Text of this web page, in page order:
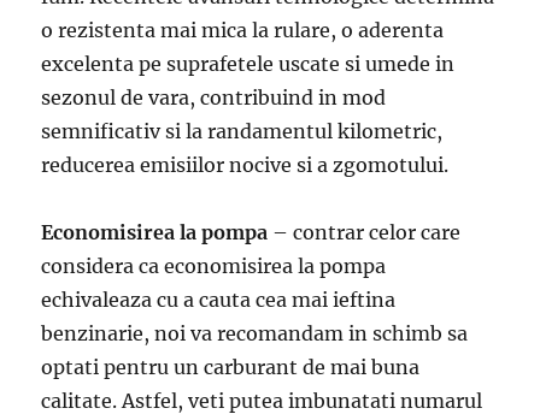
o rezistenta mai mica la rulare, o aderenta
excelenta pe suprafetele uscate si umede in
sezonul de vara, contribuind in mod
semnificativ si la randamentul kilometric,
reducerea emisiilor nocive si a zgomotului.
Economisirea la pompa – contrar celor care
considera ca economisirea la pompa
echivaleaza cu a cauta cea mai ieftina
benzinarie, noi va recomandam in schimb sa
optati pentru un carburant de mai buna
calitate. Astfel, veti putea imbunatati numarul